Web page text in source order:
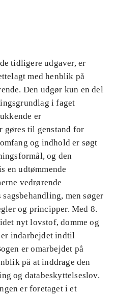
tidligere udgaver, er
med henblik på
Den udgør kun en del
i faget
er
gøres til genstand for
og indhold er søgt
og den
en udtømmende
vedrørende
men søger
og principper. Med 8.
nyt lovstof, domme og
er indarbejdet indtil
er omarbejdet på
på at inddrage den
og databeskyttelseslov.
er foretaget i et